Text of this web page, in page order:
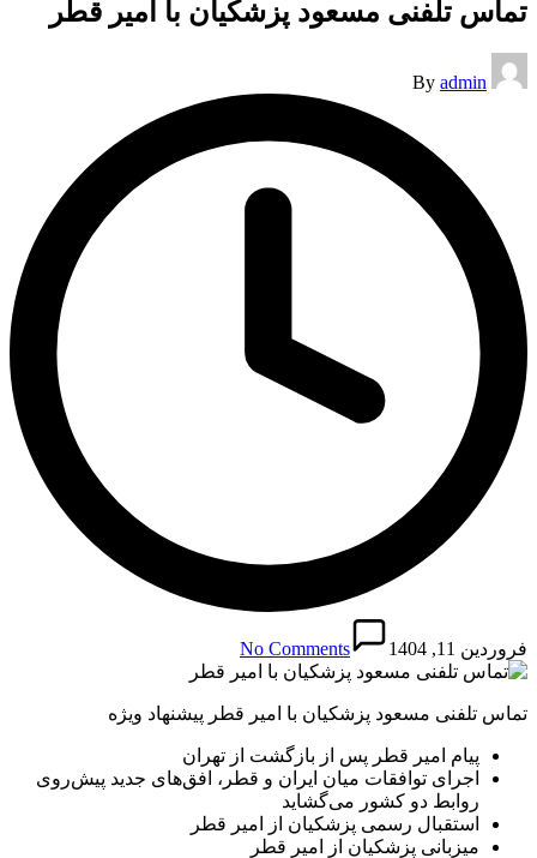
تماس تلفنی مسعود پزشکیان با امیر قطر
Posted
by
By admin
فروردین 11, 1404 No Comments
تماس تلفنی مسعود پزشکیان با امیر قطر پیشنهاد ویژه
پیام امیر قطر پس از بازگشت از تهران
اجرای توافقات میان ایران و قطر، افق‌های جدید پیش‌روی
روابط دو کشور می‌گشاید
استقبال رسمی پزشکیان از امیر قطر
میزبانی پزشکیان از امیر قطر